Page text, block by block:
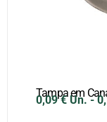
Tampa em
0,09€ Un.-